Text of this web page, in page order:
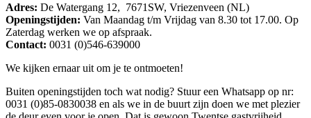
Adres: De Watergang 12, 7671SW, Vriezenveen (NL)
Openingstijden: Van Maandag t/m Vrijdag van 8.30 tot 17.00. Op
Zaterdag werken we op afspraak.
Contact: 0031 (0)546-639000
We kijken ernaar uit om je te ontmoeten!
Buiten openingstijden toch wat nodig? Stuur een Whatsapp op nr:
0031 (0)85-0830038 en als we in de buurt zijn doen we met plezier